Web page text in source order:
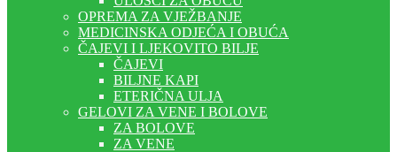
OPREMA ZA VJEŽBANJE
MEDICINSKA ODJEĆA I OBUĆA
ČAJEVI I LJEKOVITO BILJE
ČAJEVI
BILJNE KAPI
ETERIČNA ULJA
GELOVI ZA VENE I BOLOVE
ZA BOLOVE
ZA VENE